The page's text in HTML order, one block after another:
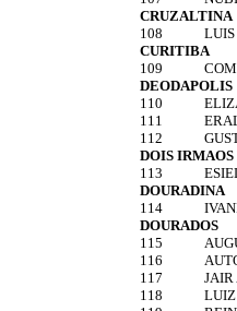
CRUZALTINA
108
CURITIBA
109
DEODAPOLIS
110
111
112
DOIS
113
DOURADINA
114
DOURADOS
115
116
117
JAIR
118
LUIZ